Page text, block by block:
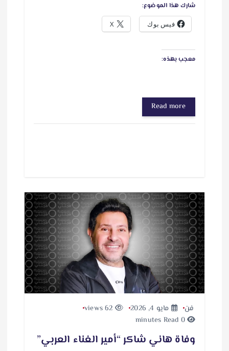
شارك هذا الموضوع:
فيس بوك X
معجب بهذه:
Read more
فن مايو 4, 2026
0 minutes Read
وفاة هاني شاكر “أمير الغناء العربي”